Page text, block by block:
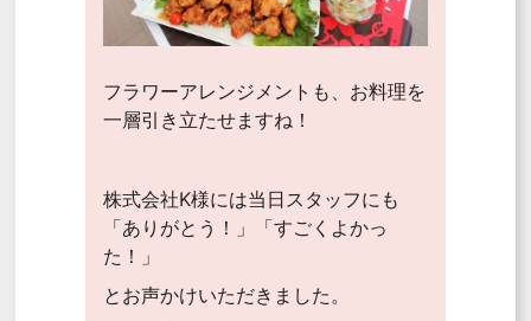
フラワーアレンジメントも、お料理を
一層引き立たせますね！
株式会社K様には当日スタッフにも
「ありがとう！」「すごくよかっ
た！」
とお声かけいただきました。